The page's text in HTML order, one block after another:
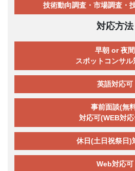
技術動向調査・市場調査・
対応方法
早朝 or 夜間
スポットコンサル
英語対応可
事前面談(無
対応可(WEB対
休日(土日祝祭日)
Web対応可